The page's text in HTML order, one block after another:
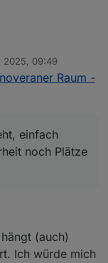
Stunde noch eine
2025, 09:49
Raum -
einfach
noch Plätze
(auch)
Ich würde mich